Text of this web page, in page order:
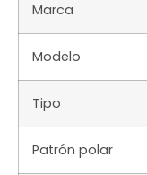
Marca
Modelo
Tipo
Patrón polar